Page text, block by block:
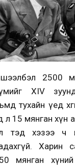
2500
XIV
тухайн үед
л 15 мянган хүн
тэд хэзээ ч
Харин
мянган